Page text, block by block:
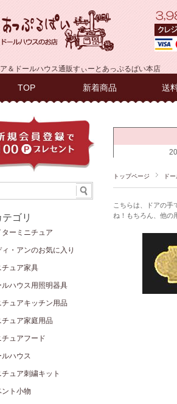
＆ドールハウス通販すぃーとあっぷるぱい本店
TOP 新着商品 送
トップページ ド
こちらは、ドアの手
ね！もちろん、他の
ゴリ
ターミニチュア
ィ・アンのお気に入り
チュア家具
ルハウス用照明器具
チュアキッチン用品
チュア家庭用品
チュアフード
ルハウス
チュア刺繍キット
ント小物